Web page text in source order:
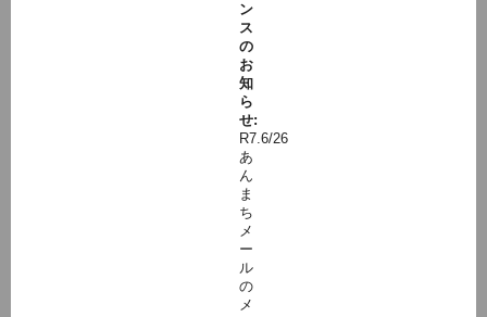
ン
ス
の
お
知
ら
せ:
R7.6/26
あ
ん
ま
ち
メ
ー
ル
の
メ